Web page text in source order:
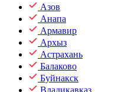
Азов
Анапа
Армавир
Архыз
Астрахань
Балаково
Буйнакск
Владикавказ